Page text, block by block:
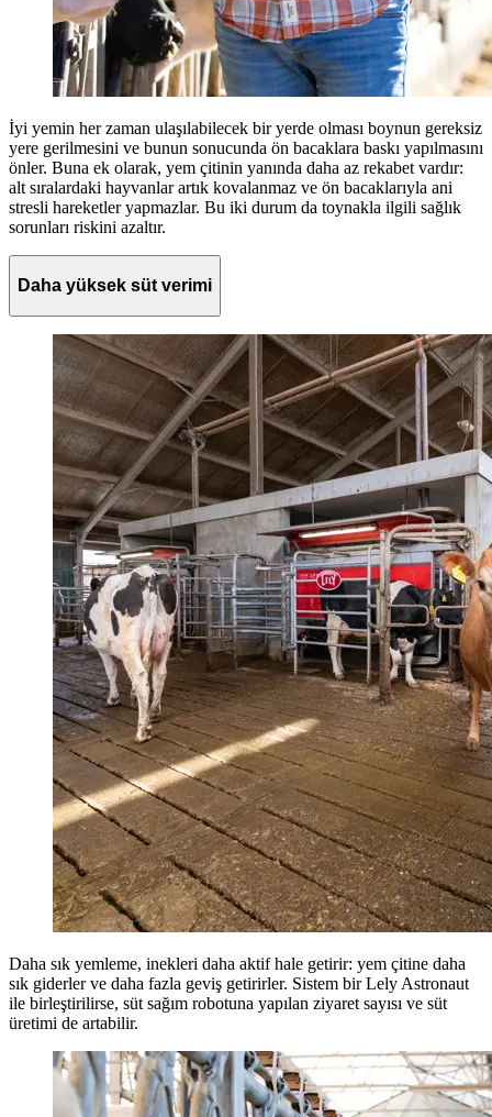
İyi yemin her zaman ulaşılabilecek bir yerde olması boynun gereksiz
yere gerilmesini ve bunun sonucunda ön bacaklara baskı yapılmasını
önler. Buna ek olarak, yem çitinin yanında daha az rekabet vardır:
alt sıralardaki hayvanlar artık kovalanmaz ve ön bacaklarıyla ani
stresli hareketler yapmazlar. Bu iki durum da toynakla ilgili sağlık
sorunları riskini azaltır.
Daha yüksek süt verimi
Daha sık yemleme, inekleri daha aktif hale getirir: yem çitine daha
sık giderler ve daha fazla geviş getirirler. Sistem bir Lely Astronaut
ile birleştirilirse, süt sağım robotuna yapılan ziyaret sayısı ve süt
üretimi de artabilir.